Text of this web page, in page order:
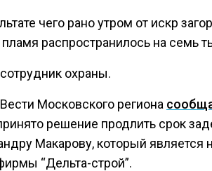
чего рано утром от искр
распространилось на семь
охраны.
Московского региона
решение продлить срок
Макарову, который является
“Дельта-строй”.